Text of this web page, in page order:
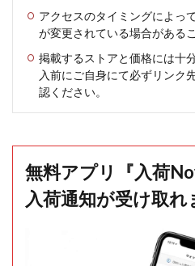
アクセスのタイミングによっ
が変更されている場合がある
掲載するストアと価格には十
入前にご自身にて必ずリンク
認ください。
無料アプリ『入荷
入荷通知が受け取れ